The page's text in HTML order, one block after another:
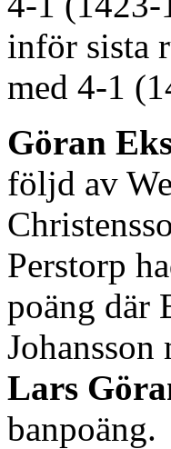
inför sista
med 4-1
Göran
följd av
Perstorp
poäng där
Lars
banpoäng.